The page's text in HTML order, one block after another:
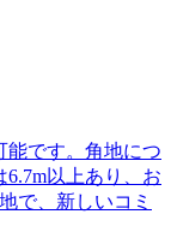
能です。角地につ
以上あり、お
で、新しいコミ